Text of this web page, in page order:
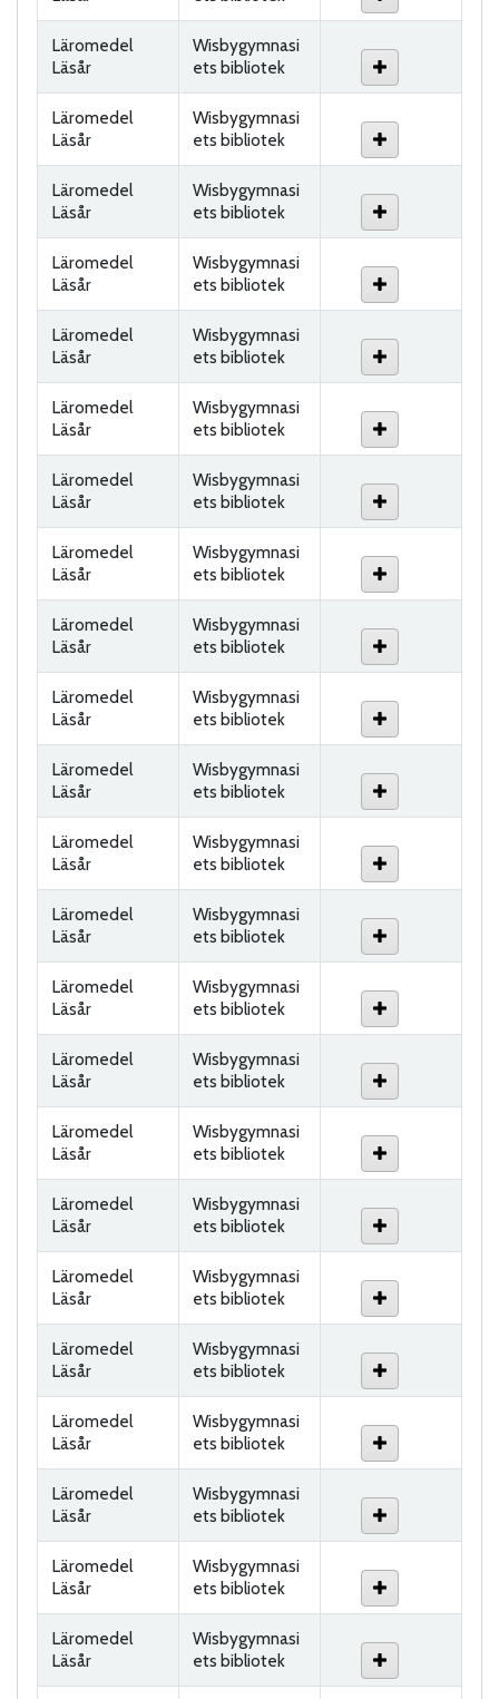
Läromedel
Läsår
Wisbygymnasi
ets bibliotek
Läromedel
Läsår
Wisbygymnasi
ets bibliotek
Läromedel
Läsår
Wisbygymnasi
ets bibliotek
Läromedel
Läsår
Wisbygymnasi
ets bibliotek
Läromedel
Läsår
Wisbygymnasi
ets bibliotek
Läromedel
Läsår
Wisbygymnasi
ets bibliotek
Läromedel
Läsår
Wisbygymnasi
ets bibliotek
Läromedel
Läsår
Wisbygymnasi
ets bibliotek
Läromedel
Läsår
Wisbygymnasi
ets bibliotek
Läromedel
Läsår
Wisbygymnasi
ets bibliotek
Läromedel
Läsår
Wisbygymnasi
ets bibliotek
Läromedel
Läsår
Wisbygymnasi
ets bibliotek
Läromedel
Läsår
Wisbygymnasi
ets bibliotek
Läromedel
Läsår
Wisbygymnasi
ets bibliotek
Läromedel
Läsår
Wisbygymnasi
ets bibliotek
Läromedel
Läsår
Wisbygymnasi
ets bibliotek
Läromedel
Läsår
Wisbygymnasi
ets bibliotek
Läromedel
Läsår
Wisbygymnasi
ets bibliotek
Läromedel
Läsår
Wisbygymnasi
ets bibliotek
Läromedel
Läsår
Wisbygymnasi
ets bibliotek
Läromedel
Läsår
Wisbygymnasi
ets bibliotek
Läromedel
Läsår
Wisbygymnasi
ets bibliotek
Läromedel
Läsår
Wisbygymnasi
ets bibliotek